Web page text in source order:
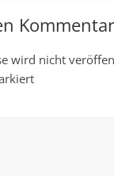
Kommentar
wird nicht